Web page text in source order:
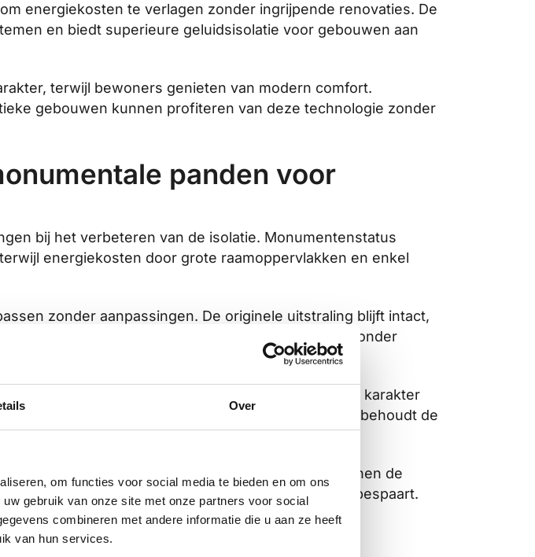
Over
om functies voor social media te bieden en om ons
gebruik van onze site met onze partners voor social
combineren met andere informatie die u aan ze heeft
van hun services.
energiekosten te verlagen zonder ingrijpende renovaties. De
en biedt superieure geluidsisolatie voor gebouwen aan
terwijl bewoners genieten van modern comfort.
gebouwen kunnen profiteren van deze technologie zonder
panden voor
bij het verbeteren van de isolatie. Monumentenstatus
energiekosten door grote raamoppervlakken en enkel
zonder aanpassingen. De originele uitstraling blijft intact,
naar 0,4-0,7 W/m²K. Deze transformatie gebeurt zonder
panden hebben vaak smalle kozijnprofielen die het karakter
en het authentieke uiterlijk verstoren. Vacuümglas behoudt de
aanpassingen nodig zijn. Eigenaren kunnen de
of gemeenten, wat tijd en kosten bespaart.
op?